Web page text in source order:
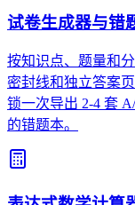
试卷生成器与错
按知识点、题量和
密封线和独立答案
锁一次导出 2-4 套
的错题本。